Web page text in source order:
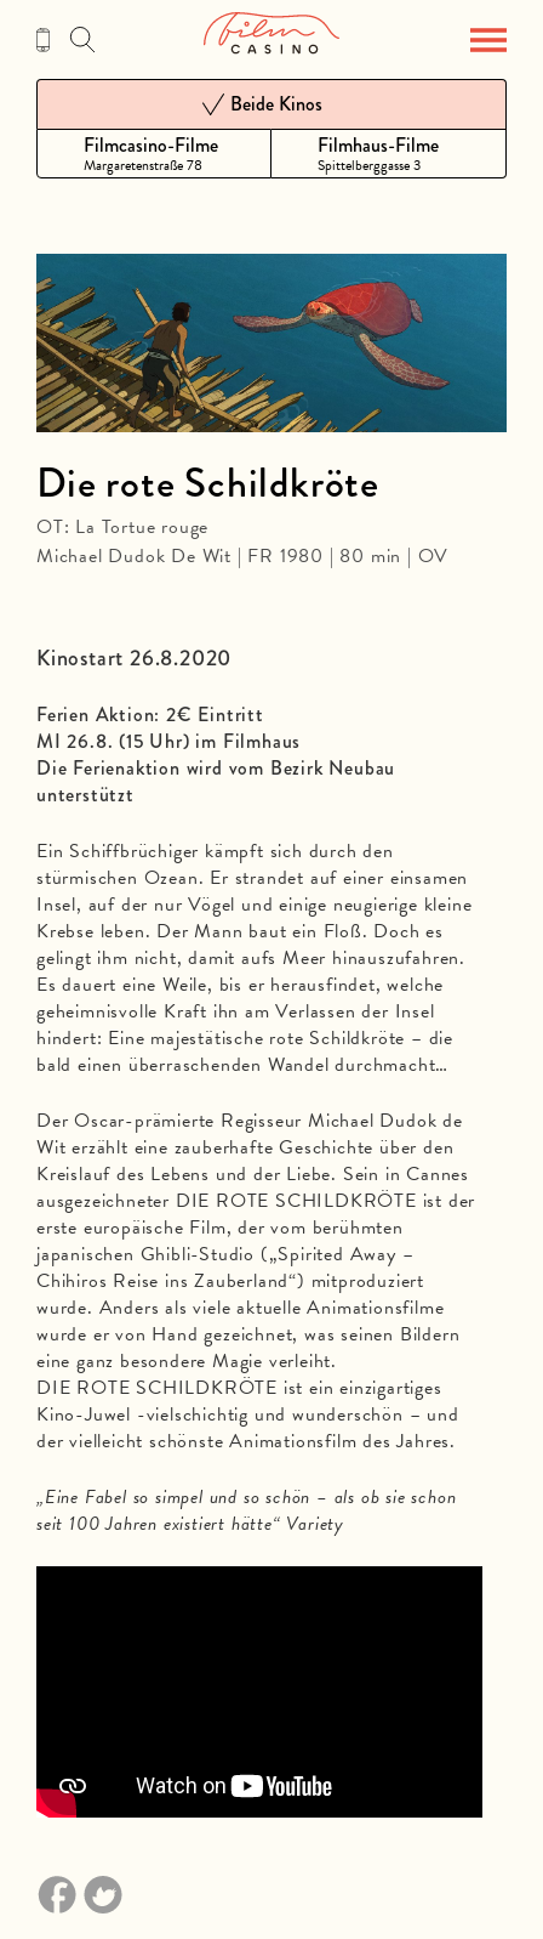
Inhalt
Filmcasino-Filme
Margaretenstraße 78
Beide Kinos
Filmhaus-Filme
Spittelberggasse 3
Kinostart 26.8.2020
Ferien Aktion: 2€ Eintritt
MI 26.8. (15 Uhr) im Filmhaus
Die Ferienaktion wird vom Bezirk Neubau
unterstützt
Ein Schiffbrüchiger kämpft sich durch den
stürmischen Ozean. Er strandet auf einer einsamen
Insel, auf der nur Vögel und einige neugierige kleine
Krebse leben. Der Mann baut ein Floß. Doch es
gelingt ihm nicht, damit aufs Meer hinauszufahren.
Es dauert eine Weile, bis er herausfindet, welche
geheimnisvolle Kraft ihn am Verlassen der Insel
hindert: Eine majestätische rote Schildkröte – die
bald einen überraschenden Wandel durchmacht…
Der Oscar-prämierte Regisseur Michael Dudok de
Wit erzählt eine zauberhafte Geschichte über den
Kreislauf des Lebens und der Liebe. Sein in Cannes
ausgezeichneter DIE ROTE SCHILDKRÖTE ist der
erste europäische Film, der vom berühmten
japanischen Ghibli-Studio („Spirited Away –
Chihiros Reise ins Zauberland“) mitproduziert
wurde. Anders als viele aktuelle Animationsfilme
wurde er von Hand gezeichnet, was seinen Bildern
eine ganz besondere Magie verleiht.
DIE ROTE SCHILDKRÖTE ist ein einzigartiges
Kino-Juwel -vielschichtig und wunderschön – und
der vielleicht schönste Animationsfilm des Jahres.
„Eine Fabel so simpel und so schön – als ob sie schon
seit 100 Jahren existiert hätte“ Variety
Die rote Schildkröte
OT: La Tortue rouge
Michael Dudok De Wit | FR 1980 | 80 min | OV